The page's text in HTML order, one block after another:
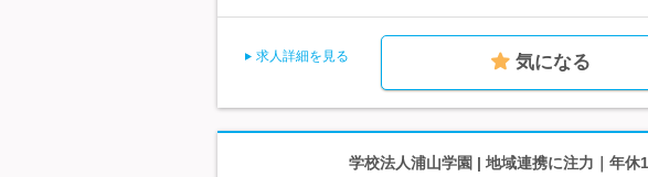
求人詳細を見る 気になる
学校法人浦山学園 | 地域連携に注力｜年